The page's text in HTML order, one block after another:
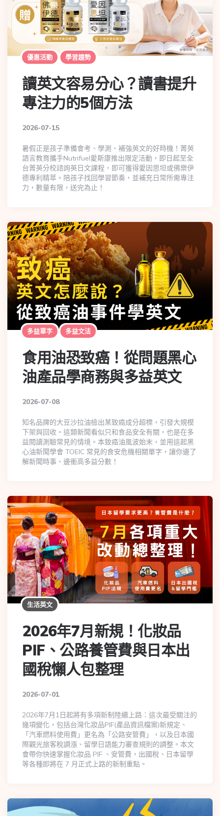
優惠活動 學習趨勢
讀英文容易分心？讀書提升
專注力的5個方法
2026-07-15
暑假正是孩子準備會考、學測、補強英文的好時機！菁英
語言教育攜手Nutrifuel愛斯康推出限定活動，即日起至全
台菁英分校諮詢英日文課程，即可獲得愛因思坦或佛樂伊
德專利精萃。陪孩子找回學習節奏，並補充日常所需專注
力，數量有限，送完為止！
多益單字 多益文法
食用油恐致癌！從問題黑心
油產品學商務與多益英文
2026-07-08
知名品牌的大豆沙拉油檢出某致癌成分超標，引發大規模
下架與回收。這類新聞看似只和食品安全有關，也是在多
益閱讀測驗常見的情境。本致癌油風波始末，並用這起黑
心油新聞學會 TOEIC 常見的食安危機相關單字，讓你邊了
解新聞時事、邊衝高多益分數！
生活英文
2026年7月新規！化妝品
PIF、公路養管費與日本出
國稅懶人包整理
2026-07-01
2026年7月1日起將有多項新制陸續上路：這次最受關注的
幾項變化，包括台灣化妝品PIF(產品資訊檔案)新規定、
「汽車燃料使用費」更名為「公路安管費」，以及日本國
際觀光旅客稅調漲、留學日語能力審查規則的調整。本文
會帶你快速掌握化妝品 PIF 、安管費，出國稅、日本留學
等各種即將在 7 月正式上路的新制重點。